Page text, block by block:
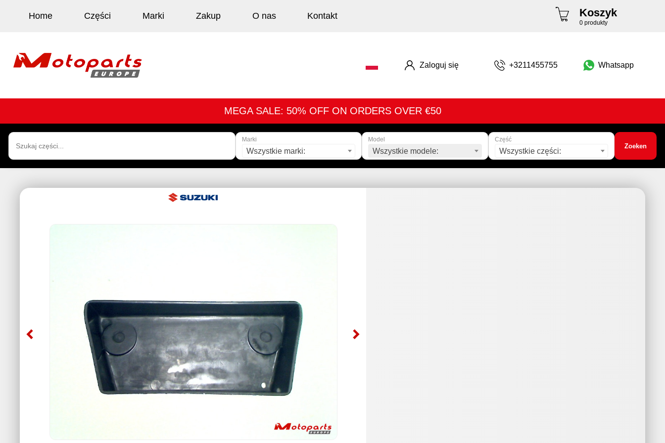
Koszyk
0 produkty
Home Części Marki Zakup O nas Kontakt
Whatsapp
+3211455755
Zaloguj się
MEGA SALE: 50% OFF ON ORDERS OVER €50
Marki
Wszystkie marki:
Model
Wszystkie modele:
Część
Wszystkie części:
Zoeken